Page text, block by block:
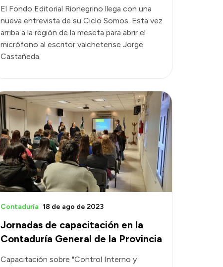
El Fondo Editorial Rionegrino llega con una
nueva entrevista de su Ciclo Somos. Esta vez
arriba a la región de la meseta para abrir el
micrófono al escritor valchetense Jorge
Castañeda.
Jornadas de capacitación en la
Contaduría General de la Provincia
Contaduría 18 de ago de 2023
Capacitación sobre "Control Interno y